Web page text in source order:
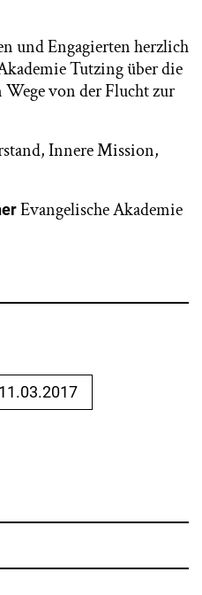
und Engagierten herzlich
Tutzing über die
von der Flucht zur
Innere Mission,
Evangelische Akademie